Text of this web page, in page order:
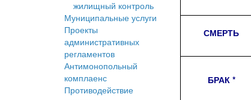
жилищный контроль
Муниципальные услуги
Проекты
административных
регламентов
Антимонопольный
комплаенс
Противодействие
СМЕРТЬ
БРАК *